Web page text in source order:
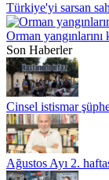
Türkiye'yi sarsan
Orman
Son Haberler
Cinsel istismar
Ağustos Ayı 2.